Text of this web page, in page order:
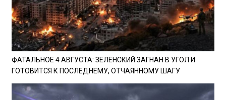
ФАТАЛЬНОЕ 4 АВГУСТА: ЗЕЛЕНСКИЙ ЗАГНАН В УГОЛ И
ГОТОВИТСЯ К ПОСЛЕДНЕМУ, ОТЧАЯННОМУ ШАГУ